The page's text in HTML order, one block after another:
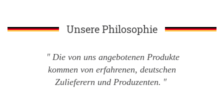
Unsere Philosophie
Die von uns angebotenen Produkte
kommen von erfahrenen, deutschen
Zulieferern und Produzenten.